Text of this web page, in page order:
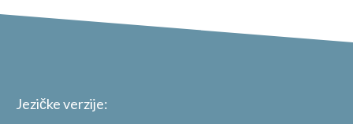
Jezičke verzije: